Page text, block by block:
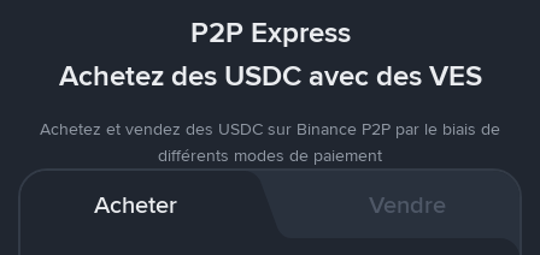
P2P Express
Achetez des USDC avec des VES
Achetez et vendez des USDC sur Binance P2P par le biais de
différents modes de paiement
Acheter Vendre